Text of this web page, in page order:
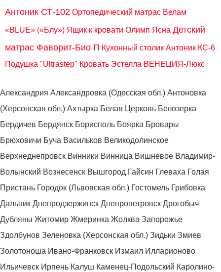
Антоник СТ-102 Ортопедический матрас Велам
«BLUE» («Блу») Ящик к кровати Олимп Ясна Детский
матрас Фаворит-Био П Кухонный столик Антоник КС-6
Подушка "Ultrastep" Кровать Эстелла ВЕНЕЦИЯ-Люкс
Александрия Александровка (Одесская обл.) Антоновка
(Херсонская обл.) Ахтырка Белая Церковь Белозерка
Бердичев Бердянск Борисполь Боярка Бровары
Брюховичи Буча Васильков Великодолинское
Верхнеднепровск Винники Винница Вишневое Владимир-
Волынский Вознесенск Вышгород Гайсин Глеваха Голая
Пристань Городок (Львовская обл.) Гостомель Грибовка
Дальник Днепродзержинск Днепропетровск Дрогобыч
Дубляны Житомир Жмеринка Жолква Запорожье
Здолбунов Зеленовка (Херсонская обл.) Зидьки Змиев
Золотоноша Ивано-Франковск Измаил Илларионово
Ильичевск Ирпень Калуш Каменец-Подольский Каролино-